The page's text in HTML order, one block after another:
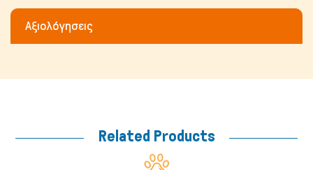
Αξιολόγησεις
Related Products